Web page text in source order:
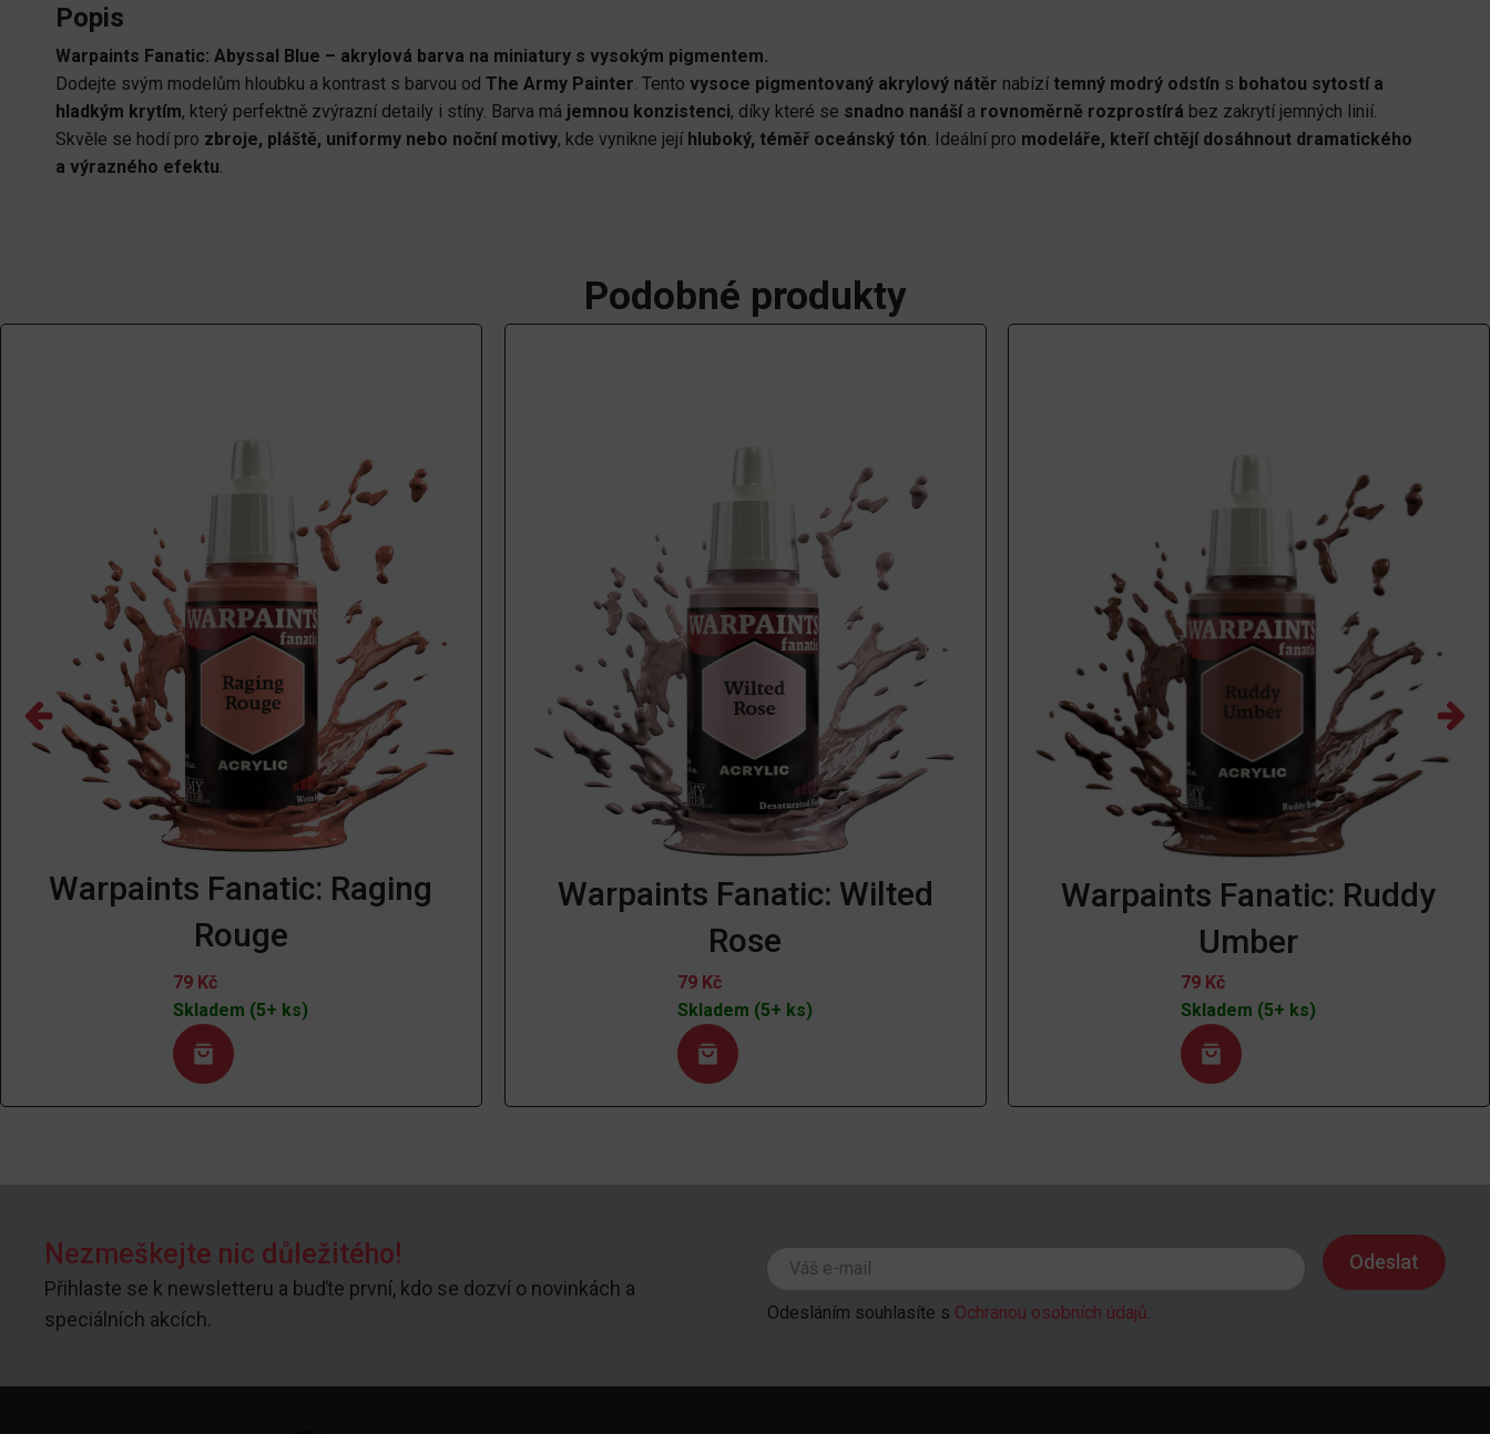
Popis
Warpaints Fanatic: Abyssal Blue – akrylová barva na miniatury s vysokým pigmentem.
Dodejte svým modelům hloubku a kontrast s barvou od The Army Painter . Tento vysoce pigmentovaný akrylový nátěr nabízí temný modrý odstín s bohatou sytostí a
hladkým krytím, který perfektně zvýrazní detaily i stíny. Barva má jemnou konzistenci, díky které se snadno nanášía rovnoměrně rozprostírá bez zakrytí jemných linií.
Skvěle se hodí pro zbroje, pláště, uniformy nebo noční motivy, kde vynikne její hluboký, téměř oceánský tón . Ideální pro modeláře, kteří chtějí dosáhnout dramatického
a výrazného efektu
Podobné produkty
Warpaints Fanatic: Raging
Rouge
79 Kč
Skladem (5+ ks)
Warpaints Fanatic: Wilted
Rose
79 Kč
Skladem (5+ ks)
Warpaints Fanatic: Ruddy
Umber
79 Kč
Skladem (5+ ks)
Nezmeškejte nic důležitého!
Přihlaste se k newsletteru a buďte první, kdo se dozví o novinkách a
speciálních akcích.
Odesláním souhlasíte s Ochranou osobních údajů.